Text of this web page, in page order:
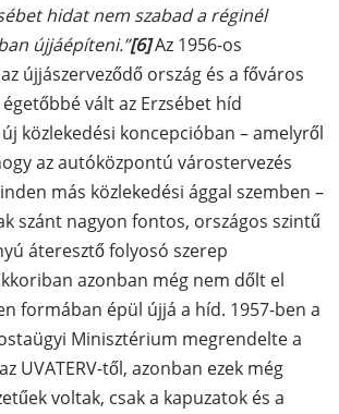
hidat nem szabad a réginél
újjáépíteni.”[6]Az 1956-os
újjászerveződő ország és a főváros
vált az Erzsébet híd
közlekedési koncepcióban – amelyről
az autóközpontú várostervezés
más közlekedési ággal szemben –
szánt nagyon fontos, országos szintű
áteresztő folyosó szerep
azonban még nem dőlt el
formában épül újjá a híd. 1957-ben a
Minisztérium megrendelte a
UVATERV-től, azonban ezek még
voltak, csak a kapuzatok és a